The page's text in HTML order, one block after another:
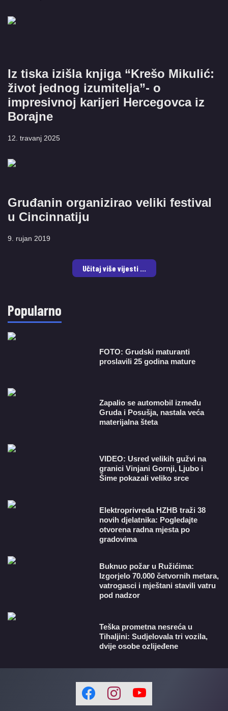
Iz tiska izišla knjiga “Krešo Mikulić:
život jednog izumitelja”- o
impresivnoj karijeri Hercegovca iz
Borajne
12. travanj 2025
Gruđanin organizirao veliki festival
u Cincinnatiju
9. rujan 2019
Učitaj više vijesti ...
Popularno
FOTO: Grudski maturanti
proslavili 25 godina mature
Zapalio se automobil između
Gruda i Posušja, nastala veća
materijalna šteta
VIDEO: Usred velikih gužvi na
granici Vinjani Gornji, Ljubo i
Šime pokazali veliko srce
​Elektroprivreda HZHB traži 38
novih djelatnika: Pogledajte
otvorena radna mjesta po
gradovima
Buknuo požar u Ružićima:
Izgorjelo 70.000 četvornih metara,
vatrogasci i mještani stavili vatru
pod nadzor
Teška prometna nesreća u
Tihaljini: Sudjelovala tri vozila,
dvije osobe ozlijeđene